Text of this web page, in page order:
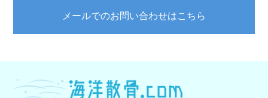
メールでのお問い合わせはこちら